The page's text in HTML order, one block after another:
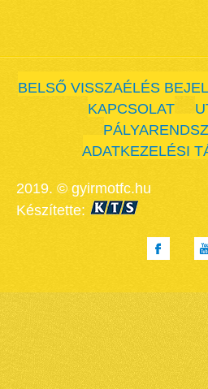
BELSŐ VISSZAÉLÉS
KAPCSOLAT
ADATKEZELÉSI
2019. © gyirmotfc.hu
Készítette: